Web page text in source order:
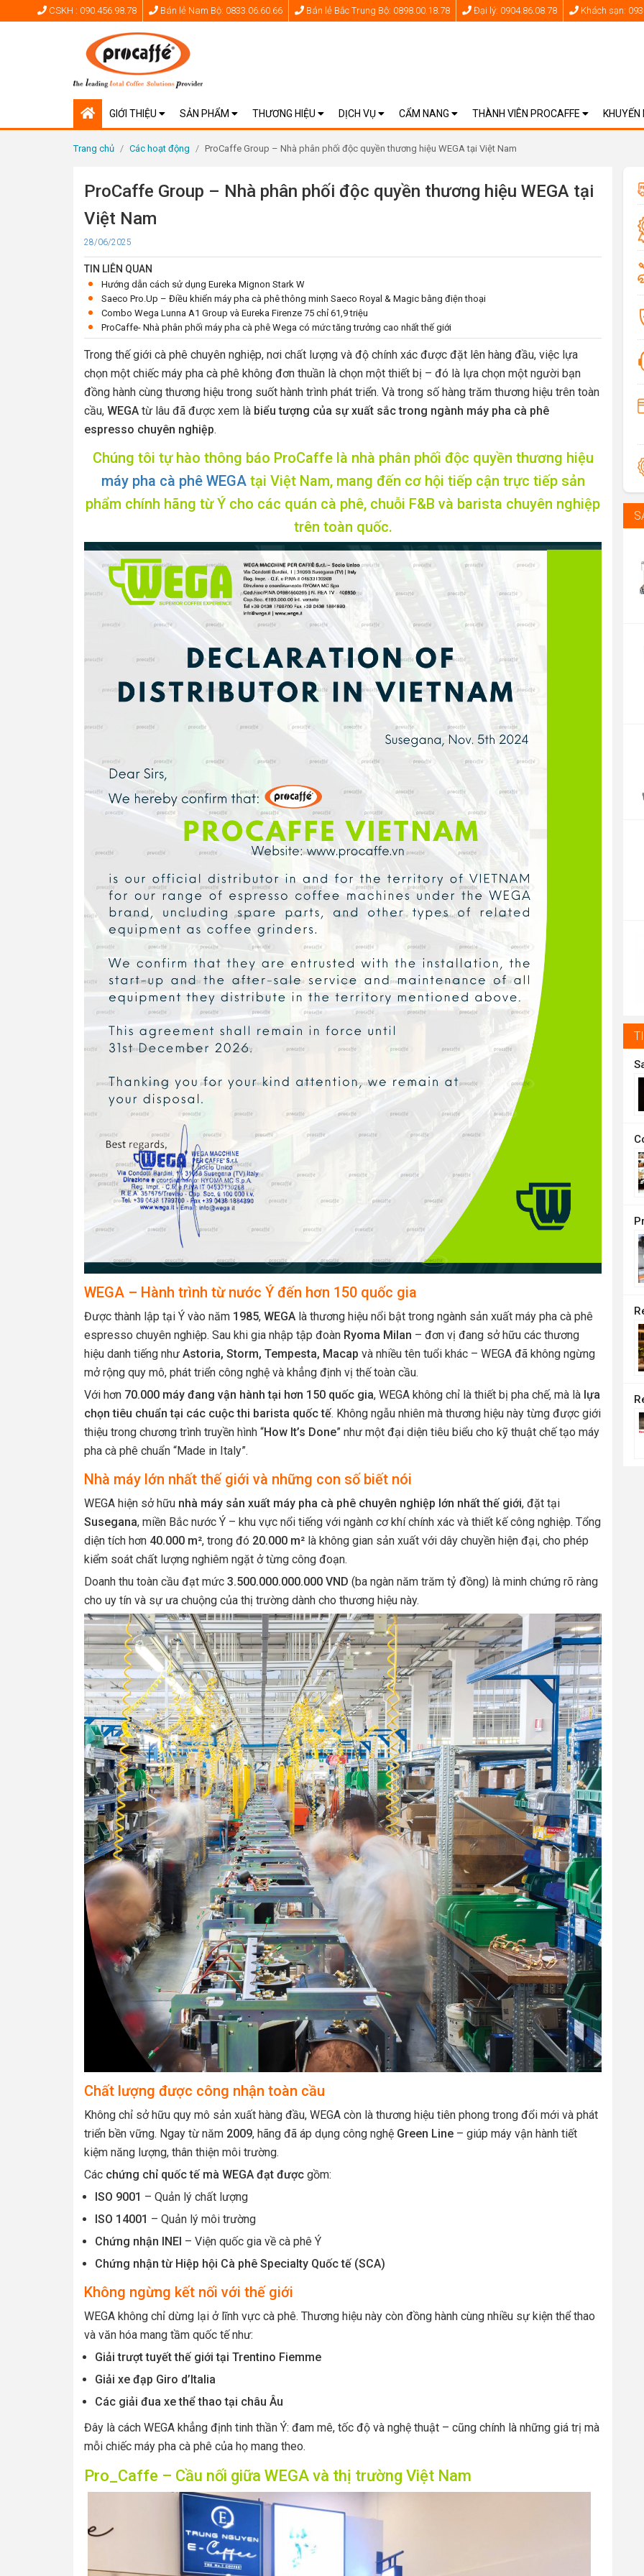
CSKH : 090.456.98.78 Bán lẻ Nam Bộ: 0833.06.60.66 Bán lẻ Bắc Trung Bộ: 0898.00.18.78 Đại lý: 0904.86.08.78 Khách sạn:
GIỚI THIỆU SẢN PHẨM THƯƠNG HIỆU DỊCH VỤ CẨM NANG THÀNH VIÊN PROCAFFE KHUYẾN
Trang chủ / Các hoạt động / ProCaffe Group – Nhà phân phối độc quyền thương hiệu WEGA tại Việt Nam
ProCaffe Group – Nhà phân phối độc quyền thương hiệu WEGA tại
Việt Nam
Cập
28/06/2025
TIN LIÊN QUAN
Hướng dẫn cách sử dụng Eureka Mignon Stark W
Saeco Pro.Up – Điều khiển máy pha cà phê thông minh Saeco Royal & Magic bằng điện thoại
Combo Wega Lunna A1 Group và Eureka Firenze 75 chỉ 61,9 triệu
ProCaffe- Nhà phân phối máy pha cà phê Wega có mức tăng trưởng cao nhất thế giới
Trong thế giới cà phê chuyên nghiệp, nơi chất lượng và độ chính xác được đặt lên hàng đầu, việc lựa
chọn một chiếc máy pha cà phê không đơn thuần là chọn một thiết bị – đó là lựa chọn một người bạn
đồng hành cùng thương hiệu trong suốt hành trình phát triển. Và trong số hàng trăm thương hiệu trên toàn
cầu, WEGA từ lâu đã được xem là biểu tượng của sự xuất sắc trong ngành máy pha cà phê
espresso chuyên nghiệp.
Chúng tôi tự hào thông báo ProCaffe là nhà phân phối độc quyền thương hiệu
máy pha cà phê WEGAtại Việt Nam, mang đến cơ hội tiếp cận trực tiếp sản
phẩm chính hãng từ Ý cho các quán cà phê, chuỗi F&B và barista chuyên nghiệp
trên toàn quốc.
WEGA – Hành trình từ nước Ý đến hơn 150 quốc gia
Được thành lập tại Ý vào năm 1985, WEGA là thương hiệu nổi bật trong ngành sản xuất máy pha cà phê
espresso chuyên nghiệp. Sau khi gia nhập tập đoàn Ryoma Milan – đơn vị đang sở hữu các thương
hiệu danh tiếng như Astoria, Storm, Tempesta, Macap và nhiều tên tuổi khác – WEGA đã không ngừng
mở rộng quy mô, phát triển công nghệ và khẳng định vị thế toàn cầu.
Với hơn 70.000 máy đang vận hành tại hơn 150 quốc gia, WEGA không chỉ là thiết bị pha chế, mà là lựa
chọn tiêu chuẩn tại các cuộc thi barista quốc tế. Không ngẫu nhiên mà thương hiệu này từng được giới
thiệu trong chương trình truyền hình “How It’s Done” như một đại diện tiêu biểu cho kỹ thuật chế tạo máy
pha cà phê chuẩn “Made in Italy”.
Nhà máy lớn nhất thế giới và những con số biết nói
WEGA hiện sở hữu nhà máy sản xuất máy pha cà phê chuyên nghiệp lớn nhất thế giới, đặt tại
Susegana, miền Bắc nước Ý – khu vực nổi tiếng với ngành cơ khí chính xác và thiết kế công nghiệp. Tổng
diện tích hơn 40.000 m², trong đó 20.000 m² là không gian sản xuất với dây chuyền hiện đại, cho phép
kiểm soát chất lượng nghiêm ngặt ở từng công đoạn.
Doanh thu toàn cầu đạt mức 3.500.000.000.000 VND (ba ngàn năm trăm tỷ đồng) là minh chứng rõ ràng
cho uy tín và sự ưa chuộng của thị trường dành cho thương hiệu này.
Chất lượng được công nhận toàn cầu
Không chỉ sở hữu quy mô sản xuất hàng đầu, WEGA còn là thương hiệu tiên phong trong đổi mới và phát
triển bền vững. Ngay từ năm 2009, hãng đã áp dụng công nghệ Green Line – giúp máy vận hành tiết
kiệm năng lượng, thân thiện môi trường.
Các chứng chỉ quốc tế mà WEGA đạt được gồm:
ISO 9001 – Quản lý chất lượng
ISO 14001 – Quản lý môi trường
Chứng nhận INEI – Viện quốc gia về cà phê Ý
Chứng nhận từ Hiệp hội Cà phê Specialty Quốc tế (SCA)
Không ngừng kết nối với thế giới
WEGA không chỉ dừng lại ở lĩnh vực cà phê. Thương hiệu này còn đồng hành cùng nhiều sự kiện thể thao
và văn hóa mang tầm quốc tế như:
Giải trượt tuyết thế giới tại Trentino Fiemme
Giải xe đạp Giro d’Italia
Các giải đua xe thể thao tại châu Âu
Đây là cách WEGA khẳng định tinh thần Ý: đam mê, tốc độ và nghệ thuật – cũng chính là những giá trị mà
mỗi chiếc máy pha cà phê của họ mang theo.
Pro_Caffe – Cầu nối giữa WEGA và thị trường Việt Nam